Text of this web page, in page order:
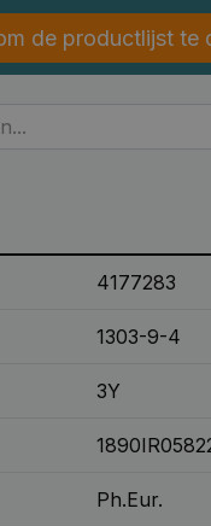
de productlijst te
4177283
1303-9-4
3Y
Ph.Eur.